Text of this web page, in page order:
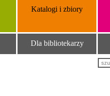
Katalogi i zbiory
Dla bibliotekarzy